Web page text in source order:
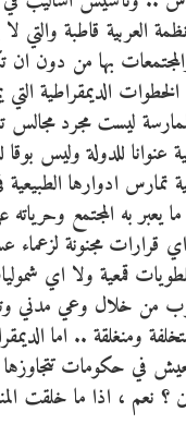
العربية قاطبة والتي
بها من دون ان
الديمقراطية التي
ليست مجرد
عنوانا للدولة وليس
تمارس ادوارها
يعبر به المجتمع
قرارات مجنونة لزعماء
قمعية ولا اي
من خلال وعي مدني
ومنغلقة .. اما
في حكومات
؟ نعم ، اذا ما خلقت